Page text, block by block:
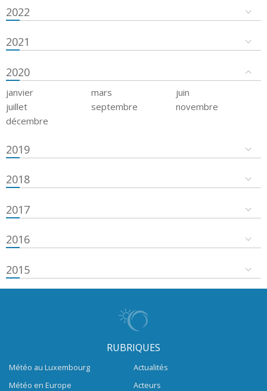
2022
2021
2020
janvier mars
juin
juillet
septembre
novembre
décembre
2019
2018
2017
2016
2015
RUBRIQUES
Météo au Luxembourg
Météo en Europe
Actualités
Acteurs